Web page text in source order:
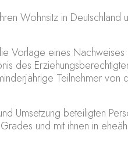
Wohnsitz in
Vorlage eines
des
Teilnehmer
Umsetzung beteiligten
und mit ihnen in